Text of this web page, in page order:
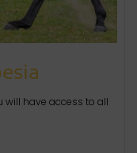
will have access to all